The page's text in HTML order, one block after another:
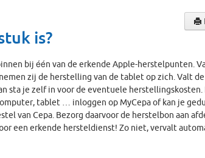
is?
bij één van de erkende Apple-herstelpunten.
zij de herstelling van de tablet op zich. Valt
sta je zelf in voor de eventuele herstellingskosten.
tablet … inloggen op MyCepa of kan je
van Cepa. Bezorg daarvoor de herstelbon aan
een erkende hersteldienst! Zo niet, vervalt